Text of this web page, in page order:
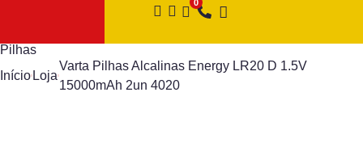
Pilhas
Início Loja
Varta Pilhas Alcalinas Energy LR20 D 1.5V
15000mAh 2un 4020